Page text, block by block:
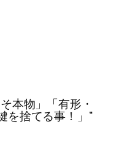
本物」「有形・
を捨てる事！」”